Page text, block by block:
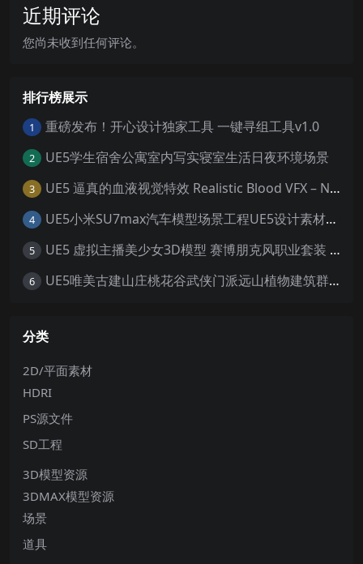
近期评论
您尚未收到任何评论。
排行榜展示
1 重磅发布！开心设计独家工具 一键寻组工具v1.0
2 UE5学生宿舍公寓室内写实寝室生活日夜环境场景
3 UE5 逼真的血液视觉特效 Realistic Blood VFX – Niagara Blood Effects
4 UE5小米SU7max汽车模型场景工程UE5设计素材写实风格汽车工程
5 UE5 虚拟主播美少女3D模型 赛博朋克风职业套装 游戏角色素材
6 UE5唯美古建山庄桃花谷武侠门派远山植物建筑群寺庙宫殿场景
分类
2D/平面素材
HDRI
PS源文件
SD工程
3D模型资源
3DMAX模型资源
场景
道具